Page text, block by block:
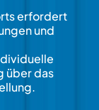
erfordert
und
über das